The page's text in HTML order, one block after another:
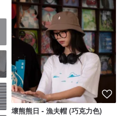
壞熊熊日 - 漁夫帽 (巧克力色)